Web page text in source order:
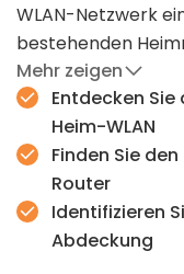
WLAN-Netzwerk
bestehenden
NetSpot wird es
Sie können eine
Ihrer privaten
schwächsten
Signalstärke nicht
Daten sind Sie in
dem WLAN zu
Mehr zeigen
Entdecken
Heim-WLAN
Finden Sie
Router
Identifizieren
Abdeckung